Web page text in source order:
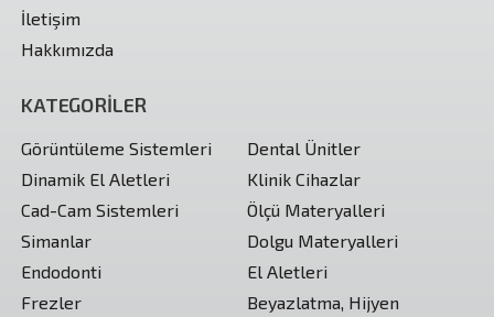
İletişim
Hakkımızda
KATEGORİLER
Görüntüleme Sistemleri
Dental Ünitler
Dinamik El Aletleri
Klinik Cihazlar
Cad-Cam Sistemleri
Ölçü Materyalleri
Simanlar
Dolgu Materyalleri
Endodonti
El Aletleri
Frezler
Beyazlatma, Hijyen